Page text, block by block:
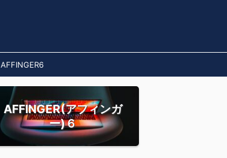
AFFINGER6
AFFINGER(アフィンガ
ー)６